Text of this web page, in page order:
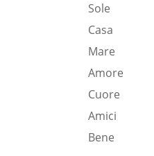
Sole
Casa
Mare
Amore
Cuore
Amici
Bene